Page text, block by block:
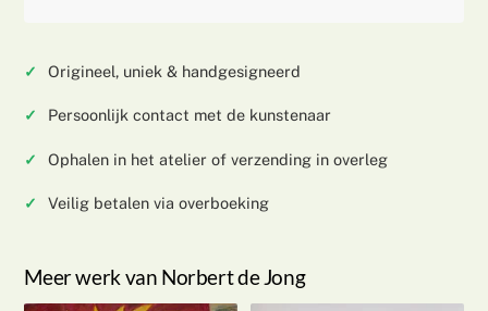
Origineel, uniek & handgesigneerd
Persoonlijk contact met de kunstenaar
Ophalen in het atelier of verzending in overleg
Veilig betalen via overboeking
Meer werk van Norbert de Jong